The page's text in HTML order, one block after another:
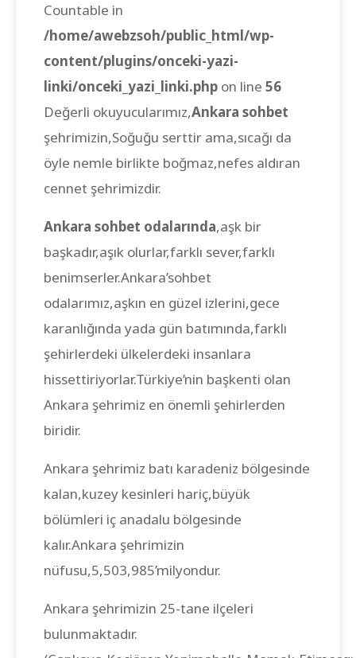
Countable in
/home/awebzsoh/public_html/wp-
content/plugins/onceki-yazi-
linki/onceki_yazi_linki.php on line 56
Değerli okuyucularımız,Ankara sohbet
şehrimizin,Soğuğu serttir ama,sıcağı da
öyle nemle birlikte boğmaz,nefes aldıran
cennet şehrimizdir.
Ankara sohbet odalarında,aşk bir
başkadır,aşık olurlar,farklı sever,farklı
benimserler.Ankara’sohbet
odalarımız,aşkın en güzel izlerini,gece
karanlığında yada gün batımında,farklı
şehirlerdeki ülkelerdeki insanlara
hissettiriyorlar.Türkiye’nin başkenti olan
Ankara şehrimiz en önemli şehirlerden
biridir.
Ankara şehrimiz batı karadeniz bölgesinde
kalan,kuzey kesinleri hariç,büyük
bölümleri iç anadalu bölgesinde
kalır.Ankara şehrimizin
nüfusu,5,503,985’milyondur.
Ankara şehrimizin 25-tane ilçeleri
bulunmaktadır.